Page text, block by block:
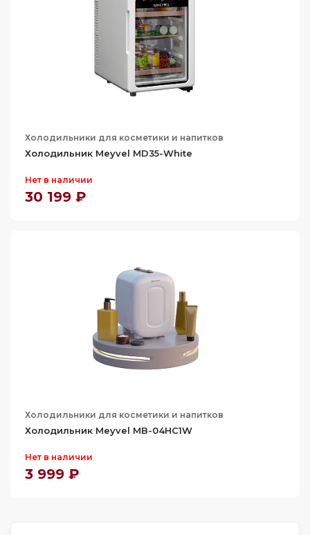
Холодильники для косметики и напитков
Холодильник Meyvel MD35-White
Нет в наличии
30 199 ₽
Холодильники для косметики и напитков
Холодильник Meyvel MB-04HC1W
Нет в наличии
3 999 ₽